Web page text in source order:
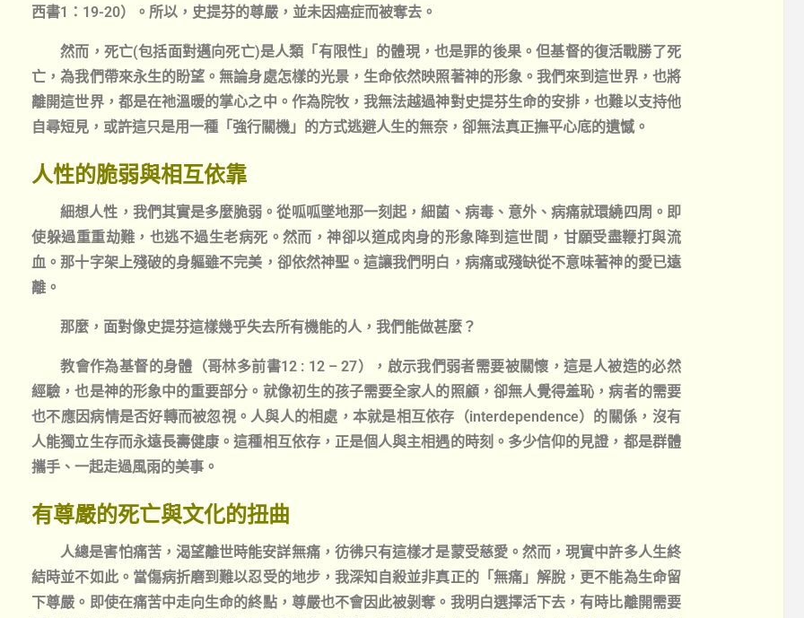
西書1：19-20）。所以，史提芬的尊嚴，並未因癌症而被奪去。
然而，死亡(包括面對邁向死亡)是人類「有限性」的體現，也是罪的後果。但基督的復活戰勝了死
亡，為我們帶來永生的盼望。無論身處怎樣的光景，生命依然映照著神的形象。我們來到這世界，也將
離開這世界，都是在祂溫暖的掌心之中。作為院牧，我無法越過神對史提芬生命的安排，也難以支持他
自尋短見，或許這只是用一種「強行關機」的方式逃避人生的無奈，卻無法真正撫平心底的遺憾。
人性的脆弱與相互依靠
細想人性，我們其實是多麼脆弱。從呱呱墜地那一刻起，細菌、病毒、意外、病痛就環繞四周。即
使躲過重重劫難，也逃不過生老病死。然而，神卻以道成肉身的形象降到這世間，甘願受盡鞭打與流
血。那十字架上殘破的身軀雖不完美，卻依然神聖。這讓我們明白，病痛或殘缺從不意味著神的愛已遠
離。
那麼，面對像史提芬這樣幾乎失去所有機能的人，我們能做甚麼？
教會作為基督的身體（哥林多前書12 : 12 – 27），啟示我們弱者需要被關懷，這是人被造的必然
經驗，也是神的形象中的重要部分。就像初生的孩子需要全家人的照顧，卻無人覺得羞恥，病者的需要
也不應因病情是否好轉而被忽視。人與人的相處，本就是相互依存（interdependence）的關係，沒有
人能獨立生存而永遠長壽健康。這種相互依存，正是個人與主相遇的時刻。多少信仰的見證，都是群體
攜手、一起走過風雨的美事。
有尊嚴的死亡與文化的扭曲
人總是害怕痛苦，渴望離世時能安詳無痛，彷彿只有這樣才是蒙受慈愛。然而，現實中許多人生終
結時並不如此。當傷病折磨到難以忍受的地步，我深知自殺並非真正的「無痛」解脫，更不能為生命留
下尊嚴。即使在痛苦中走向生命的終點，尊嚴也不會因此被剝奪。我明白選擇活下去，有時比離開需要